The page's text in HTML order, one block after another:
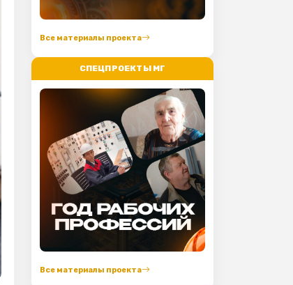
Все материалы проекта
СПЕЦПРОЕКТЫ МГ
Все материалы проекта